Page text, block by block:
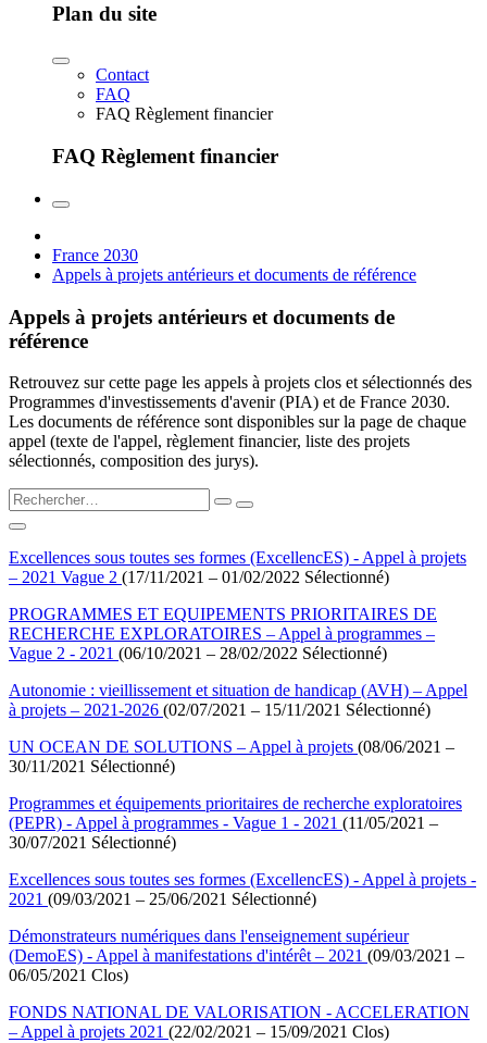
Plan du site
Contact
FAQ
FAQ Règlement financier
FAQ Règlement financier
France 2030
Appels à projets antérieurs et documents de référence
Appels à projets antérieurs et documents de
référence
Retrouvez sur cette page les appels à projets clos et sélectionnés des
Programmes d'investissements d'avenir (PIA) et de France 2030.
Les documents de référence sont disponibles sur la page de chaque
appel (texte de l'appel, règlement financier, liste des projets
sélectionnés, composition des jurys).
Excellences sous toutes ses formes (ExcellencES) - Appel à projets
– 2021 Vague 2 (17/11/2021 – 01/02/2022 Sélectionné)
PROGRAMMES ET EQUIPEMENTS PRIORITAIRES DE
RECHERCHE EXPLORATOIRES – Appel à programmes –
Vague 2 - 2021 (06/10/2021 – 28/02/2022 Sélectionné)
Autonomie : vieillissement et situation de handicap (AVH) – Appel
à projets – 2021-2026 (02/07/2021 – 15/11/2021 Sélectionné)
UN OCEAN DE SOLUTIONS – Appel à projets (08/06/2021 –
30/11/2021 Sélectionné)
Programmes et équipements prioritaires de recherche exploratoires
(PEPR) - Appel à programmes - Vague 1 - 2021 (11/05/2021 –
30/07/2021 Sélectionné)
Excellences sous toutes ses formes (ExcellencES) - Appel à projets -
2021 (09/03/2021 – 25/06/2021 Sélectionné)
Démonstrateurs numériques dans l'enseignement supérieur
(DemoES) - Appel à manifestations d'intérêt – 2021 (09/03/2021 –
06/05/2021 Clos)
FONDS NATIONAL DE VALORISATION - ACCELERATION
– Appel à projets 2021 (22/02/2021 – 15/09/2021 Clos)